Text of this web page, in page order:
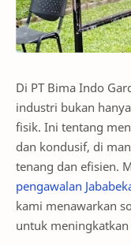
Di PT Bima Indo
industri bukan
fisik. Ini tentang
dan kondusif, di
tenang dan efisien.
pengawalan
kami menawarkan
untuk